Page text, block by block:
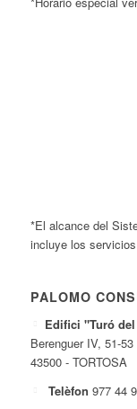
*El alcance del
incluye los
PALOMO
Edifici "Turó
Berenguer IV, 51-
43500 - TORTOSA
Telèfon 977 44